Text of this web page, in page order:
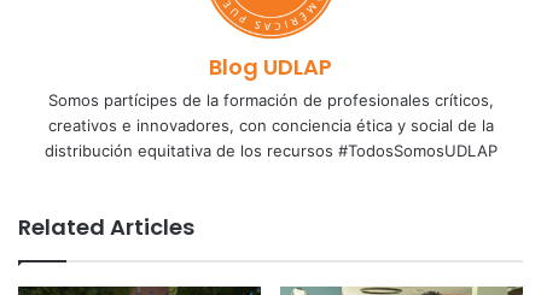
Blog UDLAP
Somos partícipes de la formación de profesionales críticos,
creativos e innovadores, con conciencia ética y social de la
distribución equitativa de los recursos #TodosSomosUDLAP
Related Articles